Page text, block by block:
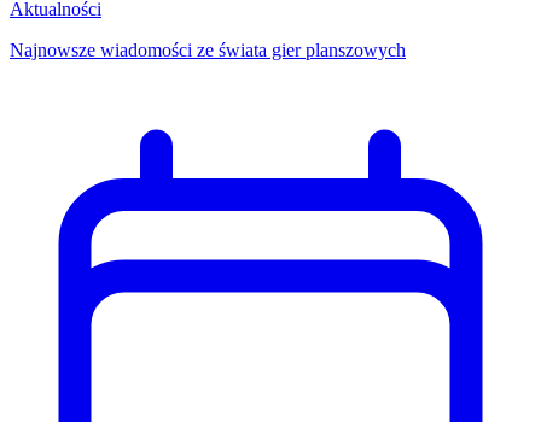
Aktualności
Najnowsze wiadomości ze świata gier planszowych